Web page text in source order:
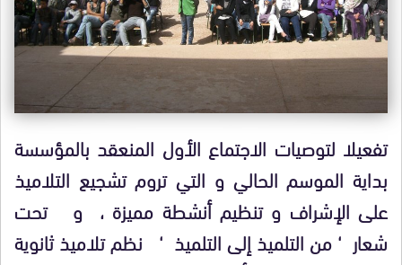
تفعيلا لتوصيات الاجتماع الأول المنعقد بالمؤسسة
بداية الموسم الحالي و التي تروم تشجيع التلاميذ
على الإشراف و تنظيم أنشطة مميزة ، و تحت
شعار ‘ من التلميذ إلى التلميذ ‘ نظم تلاميذ ثانوية